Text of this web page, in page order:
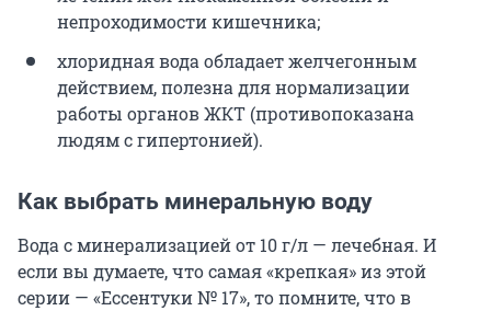
непроходимости кишечника;
хлоридная вода обладает желчегонным
действием, полезна для нормализации
работы органов ЖКТ (противопоказана
людям с гипертонией).
Как выбрать минеральную воду
Вода с минерализацией от 10 г/л — лечебная. И
если вы думаете, что самая «крепкая» из этой
серии — «Ессентуки № 17», то помните, что в